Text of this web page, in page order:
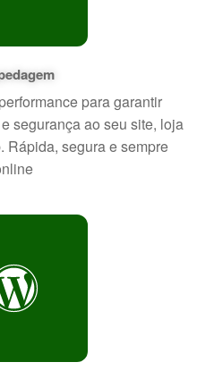
para garantir
segurança ao seu site, loja
Rápida, segura e sempre